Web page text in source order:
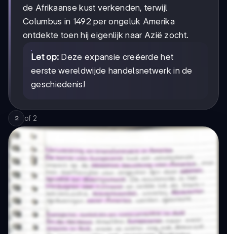
de Afrikaanse kust verkenden, terwijl
Columbus in 1492 per ongeluk Amerika
ontdekte toen hij eigenlijk naar Azië zocht.
Let op: Deze expansie creëerde het
eerste wereldwijde handelsnetwerk in de
geschiedenis!
2 of 2